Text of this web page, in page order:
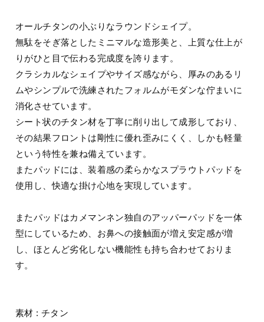
オールチタンの小ぶりなラウンドシェイプ。
無駄をそぎ落としたミニマルな造形美と、上質な仕上が
りがひと目で伝わる完成度を誇ります。
クラシカルなシェイプやサイズ感ながら、厚みのあるリ
ムやシンプルで洗練されたフォルムがモダンな佇まいに
消化させています。
シート状のチタン材を丁寧に削り出して成形しており、
その結果フロントは剛性に優れ歪みにくく、しかも軽量
という特性を兼ね備えています。
またパッドには、装着感の柔らかなスプラウトパッドを
使用し、快適な掛け心地を実現しています。
またパッドはカメマンネン独自のアッパーパッドを一体
型にしているため、お鼻への接触面が増え安定感が増
し、ほとんど劣化しない機能性も持ち合わせておりま
す。
素材 : チタン